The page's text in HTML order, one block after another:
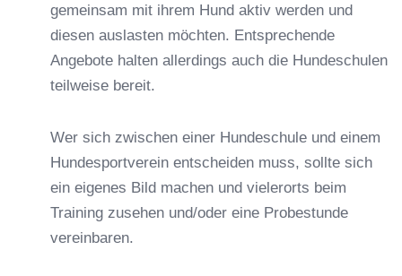
gemeinsam mit ihrem Hund aktiv werden und
diesen auslasten möchten. Entsprechende
Angebote halten allerdings auch die Hundeschulen
teilweise bereit.
Wer sich zwischen einer Hundeschule und einem
Hundesportverein entscheiden muss, sollte sich
ein eigenes Bild machen und vielerorts beim
Training zusehen und/oder eine Probestunde
vereinbaren.